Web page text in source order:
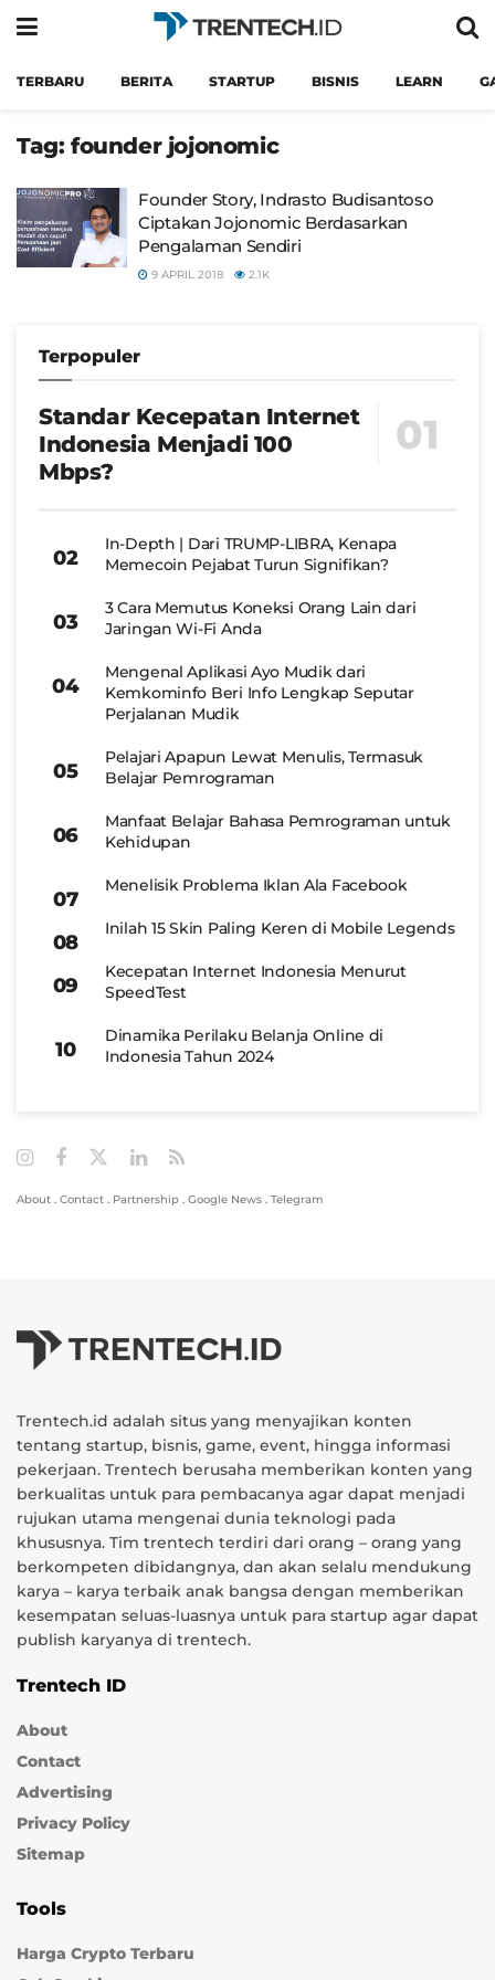
TERBARU BERITA STARTUP BISNIS LEARN
Tag: founder jojonomic
Founder Story, Indrasto Budisantoso
Ciptakan Jojonomic Berdasarkan
Pengalaman Sendiri
9 APRIL 2018 2.1K
Terpopuler
Standar Kecepatan Internet
Indonesia Menjadi 100
Mbps?
In-Depth | Dari TRUMP-LIBRA, Kenapa
Memecoin Pejabat Turun Signifikan?
3 Cara Memutus Koneksi Orang Lain dari
Jaringan Wi-Fi Anda
Mengenal Aplikasi Ayo Mudik dari
Kemkominfo Beri Info Lengkap Seputar
Perjalanan Mudik
Pelajari Apapun Lewat Menulis, Termasuk
Belajar Pemrograman
Manfaat Belajar Bahasa Pemrograman untuk
Kehidupan
Menelisik Problema Iklan Ala Facebook
Inilah 15 Skin Paling Keren di Mobile Legends
Kecepatan Internet Indonesia Menurut
SpeedTest
Dinamika Perilaku Belanja Online di
Indonesia Tahun 2024
About . Contact . Partnership . Google News . Telegram
Trentech.id adalah situs yang menyajikan konten
tentang startup, bisnis, game, event, hingga informasi
pekerjaan. Trentech berusaha memberikan konten yang
berkualitas untuk para pembacanya agar dapat menjadi
rujukan utama mengenai dunia teknologi pada
khususnya. Tim trentech terdiri dari orang – orang yang
berkompeten dibidangnya, dan akan selalu mendukung
karya – karya terbaik anak bangsa dengan memberikan
kesempatan seluas-luasnya untuk para startup agar dapat
publish karyanya di trentech.
Trentech ID
About
Contact
Advertising
Privacy Policy
Sitemap
Tools
Harga Crypto Terbaru